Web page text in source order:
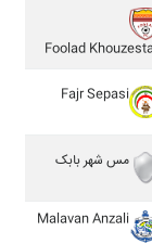
Foolad
Fajr Sepasi
مس شهر بابک
Malavan Anzali